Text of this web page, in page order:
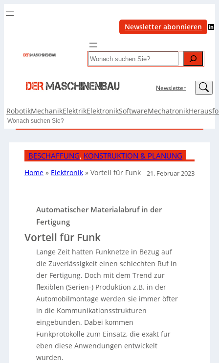
Newsletter abonnieren LinkedIn
Search
Newsletter LinkedIn
RobotikMechanikElektrikElektronikSoftwareMechatronik
Search
BESCHAFFUNG, KONSTRUKTION & PLANUNG
Home » Elektronik »Vorteil für Funk 21. Februar 2023
Automatischer Materialabruf in der
Fertigung
Vorteil für Funk
Lange Zeit hatten Funknetze in Bezug auf
die Zuverlässigkeit einen schlechten Ruf in
der Fertigung. Doch mit dem Trend zur
flexiblen (Serien-) Produktion z.B. in der
Automobilmontage werden sie immer öfter
in die Kommunikationsstrukturen
eingebunden. Dabei kommen
Funkprotokolle zum Einsatz, die exakt für
eben diese Anwendungen entwickelt
wurden.